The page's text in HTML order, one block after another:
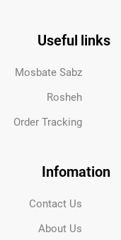
Useful links
Mosbate Sabz
Rosheh
Order Tracking
Infomation
Contact Us
About Us